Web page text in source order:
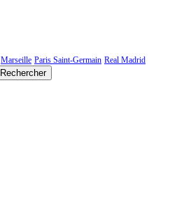
Marseille Paris Saint-Germain Real Madrid